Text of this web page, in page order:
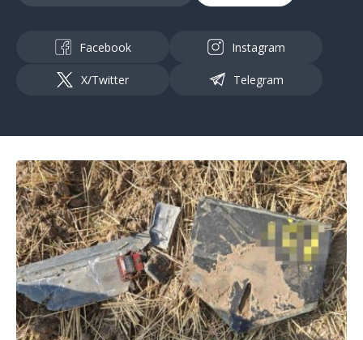
Facebook Instagram
X/Twitter Telegram